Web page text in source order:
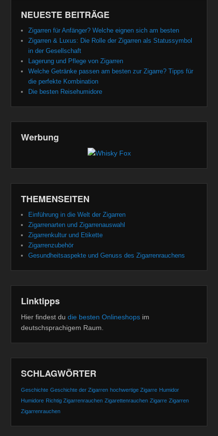
NEUESTE BEITRÄGE
Zigarren für Anfänger? Welche eignen sich am besten
Zigarren & Luxus: Die Rolle der Zigarren als Statussymbol
in der Gesellschaft
Lagerung und Pflege von Zigarren
Welche Getränke passen am besten zur Zigarre? Tipps für
die perfekte Kombination
Die besten Reisehumidore
Werbung
THEMENSEITEN
Einführung in die Welt der Zigarren
Zigarrenarten und Zigarrenauswahl
Zigarrenkultur und Etikette
Zigarrenzubehör
Gesundheitsaspekte und Genuss des Zigarrenrauchens
Linktipps
Hier findest dudie besten Onlineshops im
deutschsprachigem Raum.
SCHLAGWÖRTER
Geschichte Geschichte der Zigarren hochwertige Zigarre Humidor
Humidore Richtig Zigarrenrauchen Zigarettenrauchen Zigarre Zigarren
Zigarrenrauchen